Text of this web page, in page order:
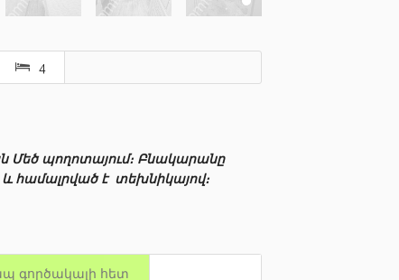
4
Մեծ պողոտայում։ Բնակարանը
համալրված է տեխնիկայով։
գործակալի հետ